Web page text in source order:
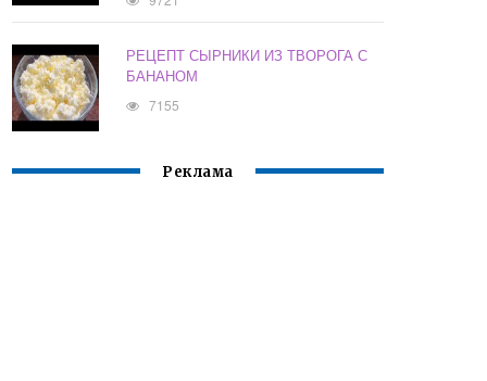
РЕЦЕПТ СЫРНИКИ ИЗ ТВОРОГА С
БАНАНОМ
7155
Реклама